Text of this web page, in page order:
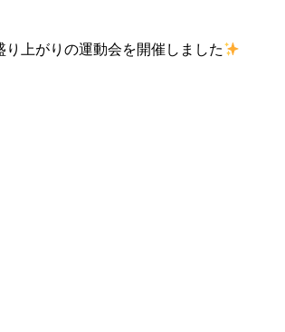
り上がりの運動会を開催しました